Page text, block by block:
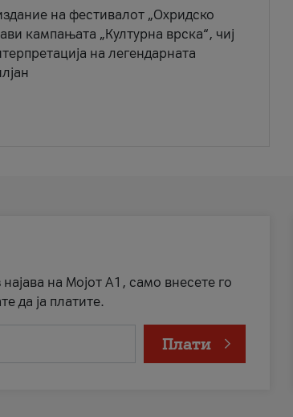
на фестивалот „Охридско
кампањата „Културна врска“, чиј
на легендарната
на Мојот А1, само внесете го
да ја платите.
Плати